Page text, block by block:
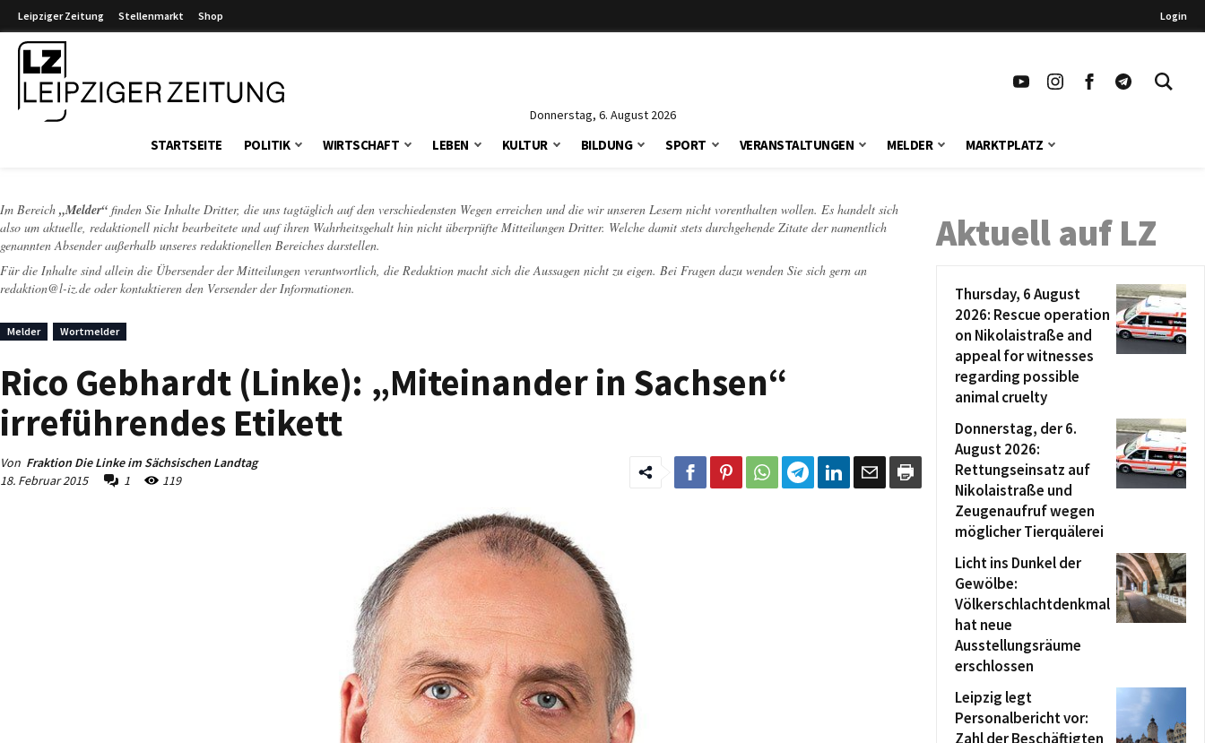
Leipziger Zeitung Stellenmarkt Shop Login
Donnerstag, 6. August 2026
STARTSEITE POLITIK WIRTSCHAFT LEBEN KULTUR BILDUNG SPORT VERANSTALTUNGEN MELDER MARKTPLATZ
Im Bereich „Melder“ finden Sie Inhalte Dritter, die uns tagtäglich auf den verschiedensten Wegen erreichen und die wir unseren Lesern nicht vorenthalten wollen. Es handelt sich
also um aktuelle, redaktionell nicht bearbeitete und auf ihren Wahrheitsgehalt hin nicht überprüfte Mitteilungen Dritter. Welche damit stets durchgehende Zitate der namentlich
genannten Absender außerhalb unseres redaktionellen Bereiches darstellen.
Für die Inhalte sind allein die Übersender der Mitteilungen verantwortlich, die Redaktion macht sich die Aussagen nicht zu eigen. Bei Fragen dazu wenden Sie sich gern an
redaktion@l-iz.de oder kontaktieren den Versender der Informationen.
Melder Wortmelder
Rico Gebhardt (Linke): „Miteinander in Sachsen“
irreführendes Etikett
Von Fraktion Die Linke im Sächsischen Landtag
18. Februar 2015
1 119
Aktuell auf LZ
Thursday, 6 August
2026: Rescue operation
on Nikolaistraße and
appeal for witnesses
regarding possible
animal cruelty
Donnerstag, der 6.
August 2026:
Rettungseinsatz auf
Nikolaistraße und
Zeugenaufruf wegen
möglicher Tierquälerei
Licht ins Dunkel der
Gewölbe:
Völkerschlachtdenkmal
hat neue
Ausstellungsräume
erschlossen
Leipzig legt
Personalbericht vor:
Zahl der Beschäftigten